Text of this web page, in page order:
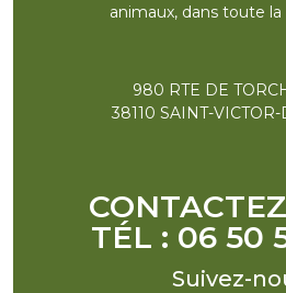
animaux, dans toute
980 RTE DE
38110 SAINT-VICTOR-
TÉL : 06 50
Suivez-